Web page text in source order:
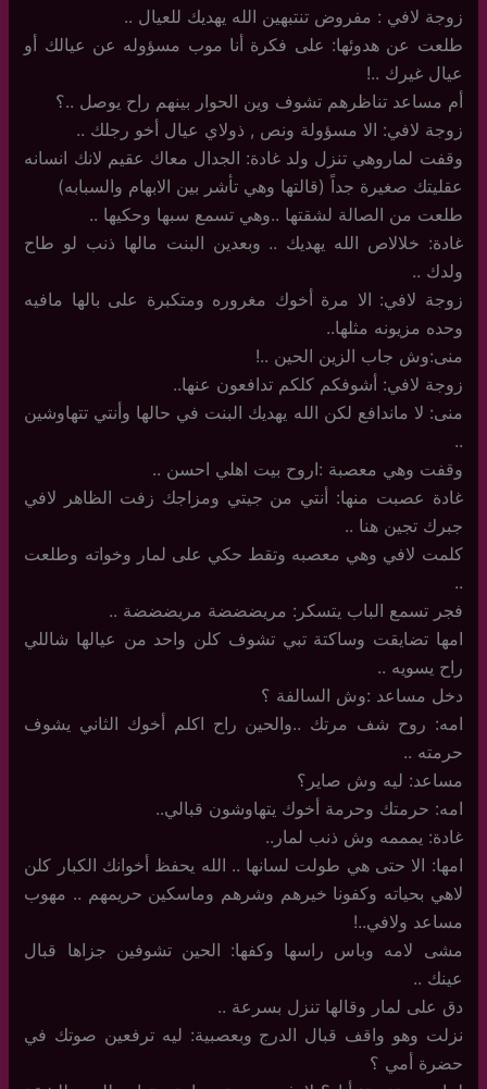
زوجة لافي : مفروض تنتبهين الله يهديك للعيال ..
طلعت عن هدوئها: على فكرة أنا موب مسؤوله عن عيالك أو
عيال غيرك ..!
أم مساعد تناظرهم تشوف وين الحوار بينهم راح يوصل ..؟
زوجة لافي: الا مسؤولة ونص , ذولاي عيال أخو رجلك ..
وقفت لماروهي تنزل ولد غادة: الجدال معاك عقيم لانك انسانه
عقليتك صغيرة جداً (قالتها وهي تأشر بين الابهام والسبابه)
طلعت من الصالة لشقتها ..وهي تسمع سبها وحكيها ..
غادة: خلالاص الله يهديك .. وبعدين البنت مالها ذنب لو طاح
ولدك ..
زوجة لافي: الا مرة أخوك مغروره ومتكبرة على بالها مافيه
وحده مزيونه مثلها..
منى:وش جاب الزين الحين ..!
زوجة لافي: أشوفكم كلكم تدافعون عنها..
منى: لا ماندافع لكن الله يهديك البنت في حالها وأنتي تتهاوشين
..
وقفت وهي معصبة :اروح بيت اهلي احسن ..
غادة عصبت منها: أنتي من جيتي ومزاجك زفت الظاهر لافي
جبرك تجين هنا ..
كلمت لافي وهي معصبه وتقط حكي على لمار وخواته وطلعت
..
فجر تسمع الباب يتسكر: مريضضضة مريضضضة ..
امها تضايقت وساكتة تبي تشوف كلن واحد من عيالها شاللي
راح يسويه ..
دخل مساعد :وش السالفة ؟
امه: روح شف مرتك ..والحين راح اكلم أخوك الثاني يشوف
حرمته ..
مساعد: ليه وش صاير؟
امه: حرمتك وحرمة أخوك يتهاوشون قبالي..
غادة: يمممه وش ذنب لمار..
امها: الا حتى هي طولت لسانها .. الله يحفظ أخوانك الكبار كلن
لاهي بحياته وكفونا خيرهم وشرهم وماسكين حريمهم .. مهوب
مساعد ولافي..!
مشى لامه وباس راسها وكفها: الحين تشوفين جزاها قبال
عينك ..
دق على لمار وقالها تنزل بسرعة ..
نزلت وهو واقف قبال الدرج وبعصبية: ليه ترفعين صوتك في
حضرة أمي ؟